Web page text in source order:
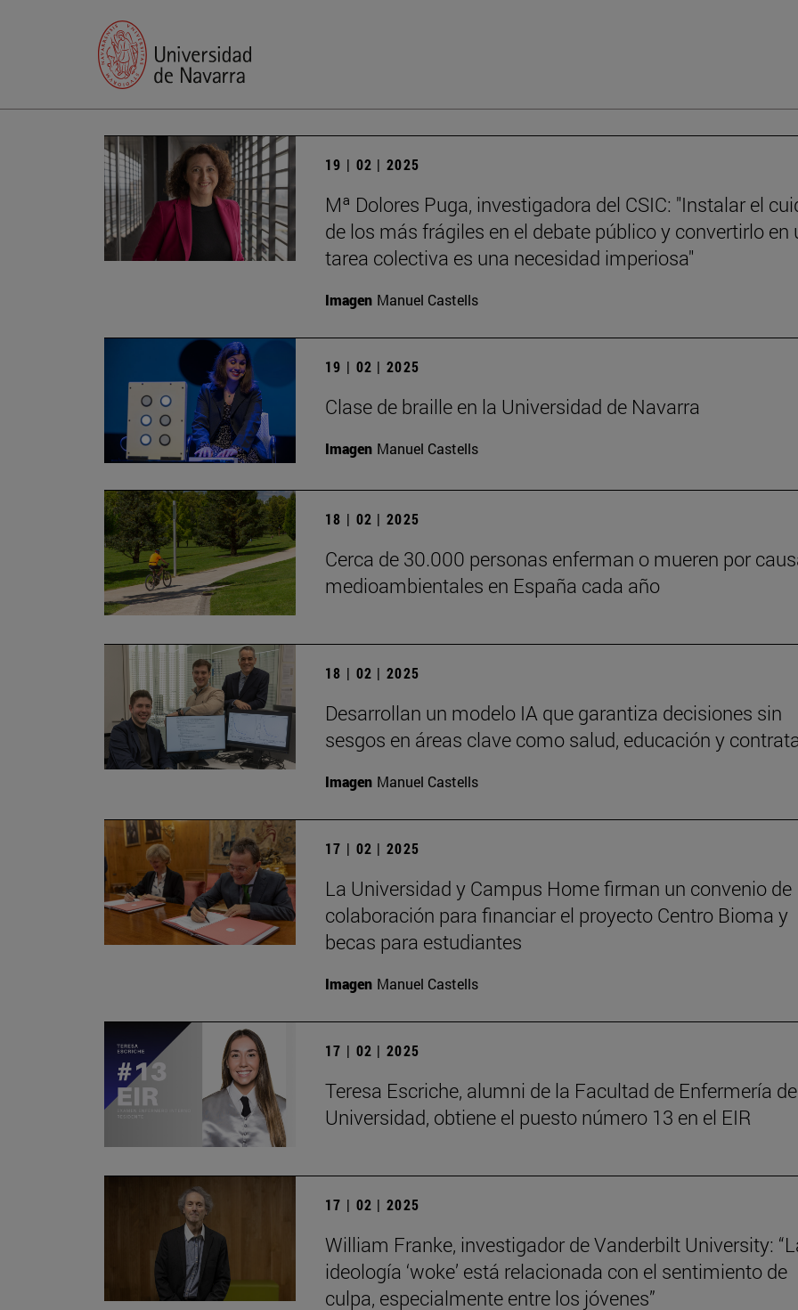
19 | 02 | 2025
Mª Dolores Puga, investigadora del CSIC: "Instalar el
de los más frágiles en el debate público y convertirlo en
tarea colectiva es una necesidad imperiosa"
Imagen Manuel Castells
19 | 02 | 2025
Clase de braille en la Universidad de Navarra
Imagen Manuel Castells
18 | 02 | 2025
Cerca de 30.000 personas enferman o mueren por
medioambientales en España cada año
18 | 02 | 2025
Desarrollan un modelo IA que garantiza decisiones sin
sesgos en áreas clave como salud, educación y
Imagen Manuel Castells
17 | 02 | 2025
La Universidad y Campus Home firman un convenio de
colaboración para financiar el proyecto Centro Bioma y
becas para estudiantes
Imagen Manuel Castells
17 | 02 | 2025
Teresa Escriche, alumni de la Facultad de Enfermería
Universidad, obtiene el puesto número 13 en el EIR
17 | 02 | 2025
William Franke, investigador de Vanderbilt University:
ideología ‘woke’ está relacionada con el sentimiento de
culpa, especialmente entre los jóvenes”